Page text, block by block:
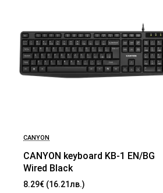
CANYON
CANYON keyboard KB-1 EN/BG
Wired Black
8.29€ (16.21лв.)